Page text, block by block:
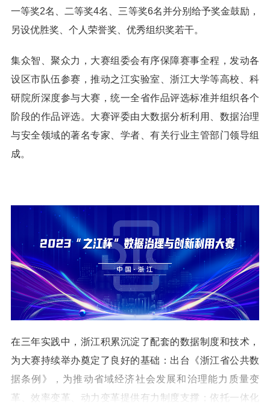
一等奖2名、二等奖4名、三等奖6名并分别给予奖金鼓励，
另设优胜奖、个人荣誉奖、优秀组织奖若干。
集众智、聚众力，大赛组委会有序保障赛事全程，发动各
设区市队伍参赛，推动之江实验室、浙江大学等高校、科
研院所深度参与大赛，统一全省作品评选标准并组织各个
阶段的作品评选。大赛评委由大数据分析利用、数据治理
与安全领域的著名专家、学者、有关行业主管部门领导组
成。
在三年实践中，浙江积累沉淀了配套的数据制度和技术，
为大赛持续举办奠定了良好的基础：出台《浙江省公共数
据条例》，为推动省域经济社会发展和治理能力质量变
革、效率变革、动力变革提供有力制度支撑；依托一体化